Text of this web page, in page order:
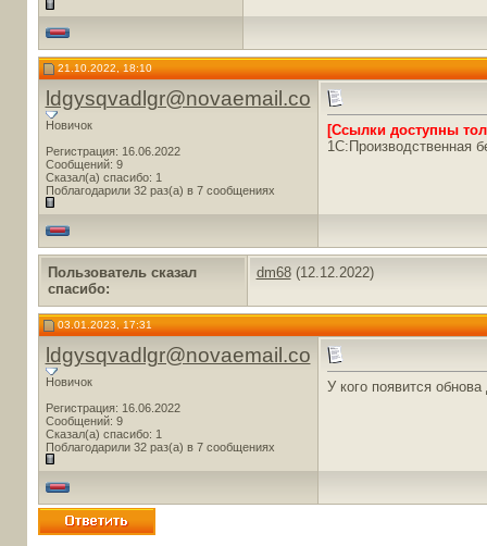
21.10.2022, 18:10
ldgysqvadlgr@novaemail.co
Новичок
Регистрация: 16.06.2022
Сообщений: 9
Сказал(а) спасибо: 1
Поблагодарили 32 раз(а) в 7 сообщениях
[Ссылки доступны
1С:Производственная
Пользователь сказал
cпасибо:
dm68(12.12.2022)
03.01.2023, 17:31
ldgysqvadlgr@novaemail.co
Новичок
Регистрация: 16.06.2022
Сообщений: 9
Сказал(а) спасибо: 1
Поблагодарили 32 раз(а) в 7 сообщениях
У кого появится